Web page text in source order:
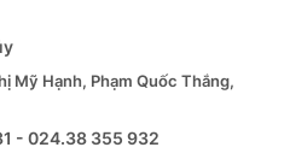
Mỹ Hạnh, Phạm Quốc Thắng,
- 024.38 355 932